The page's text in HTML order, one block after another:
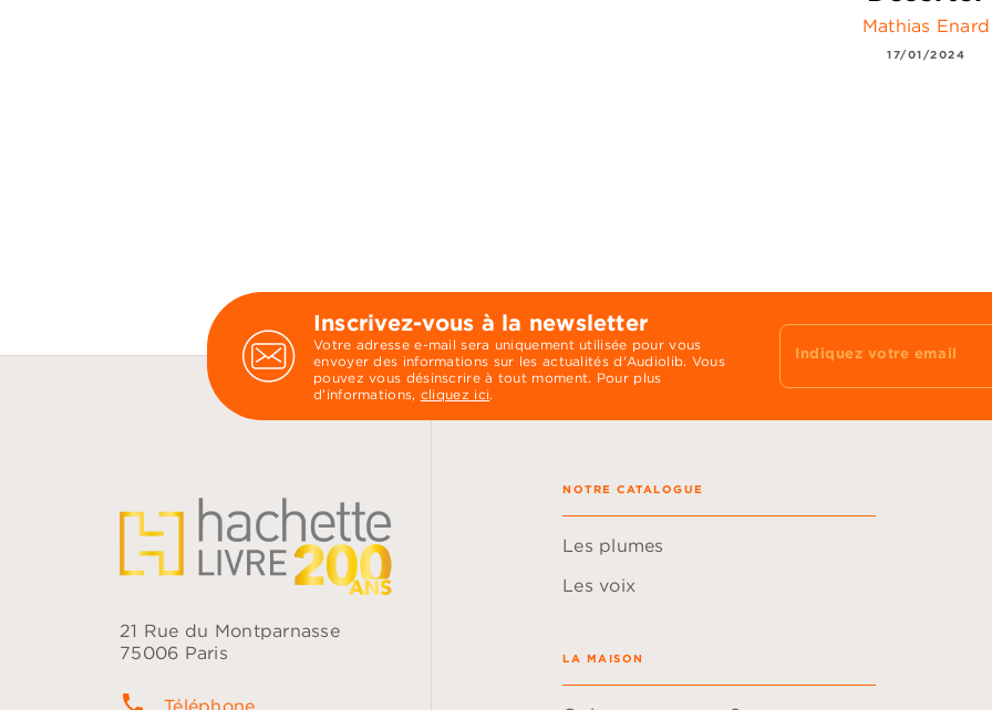
Mathias Enard
17/01/2024
Inscrivez-vous à la newsletter
Votre adresse e-mail sera uniquement utilisée pour vous
envoyer des informations sur les actualités d'Audiolib. Vous
pouvez vous désinscrire à tout moment. Pour plus
d’informations, cliquez ici.
Indiquez votre email
21 Rue du Montparnasse
75006 Paris
phone
NOTRE CATALOGUE
Les plumes
Les voix
LA MAISON